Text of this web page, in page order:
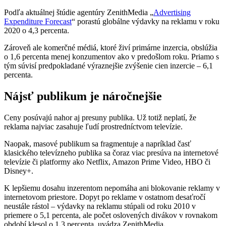
Podľa aktuálnej štúdie agentúry ZenithMedia „Advertising
Expenditure Forecast“ porastú globálne výdavky na reklamu v roku
2020 o 4,3 percenta.
Zároveň ale komerčné médiá, ktoré živí primárne inzercia, obslúžia
o 1,6 percenta menej konzumentov ako v predošlom roku. Priamo s
tým súvisí predpokladané výraznejšie zvýšenie cien inzercie – 6,1
percenta.
Nájsť publikum je náročnejšie
Ceny posúvajú nahor aj presuny publika. Už totiž neplatí, že
reklama najviac zasahuje ľudí prostredníctvom televízie.
Naopak, masové publikum sa fragmentuje a napríklad časť
klasického televízneho publika sa čoraz viac presúva na internetové
televízie či platformy ako Netflix, Amazon Prime Video, HBO či
Disney+.
K lepšiemu dosahu inzerentom nepomáha ani blokovanie reklamy v
internetovom priestore. Dopyt po reklame v ostatnom desaťročí
neustále rástol – výdavky na reklamu stúpali od roku 2010 v
priemere o 5,1 percenta, ale počet oslovených divákov v rovnakom
období klesol o 1,3 percenta, uvádza ZenithMedia.